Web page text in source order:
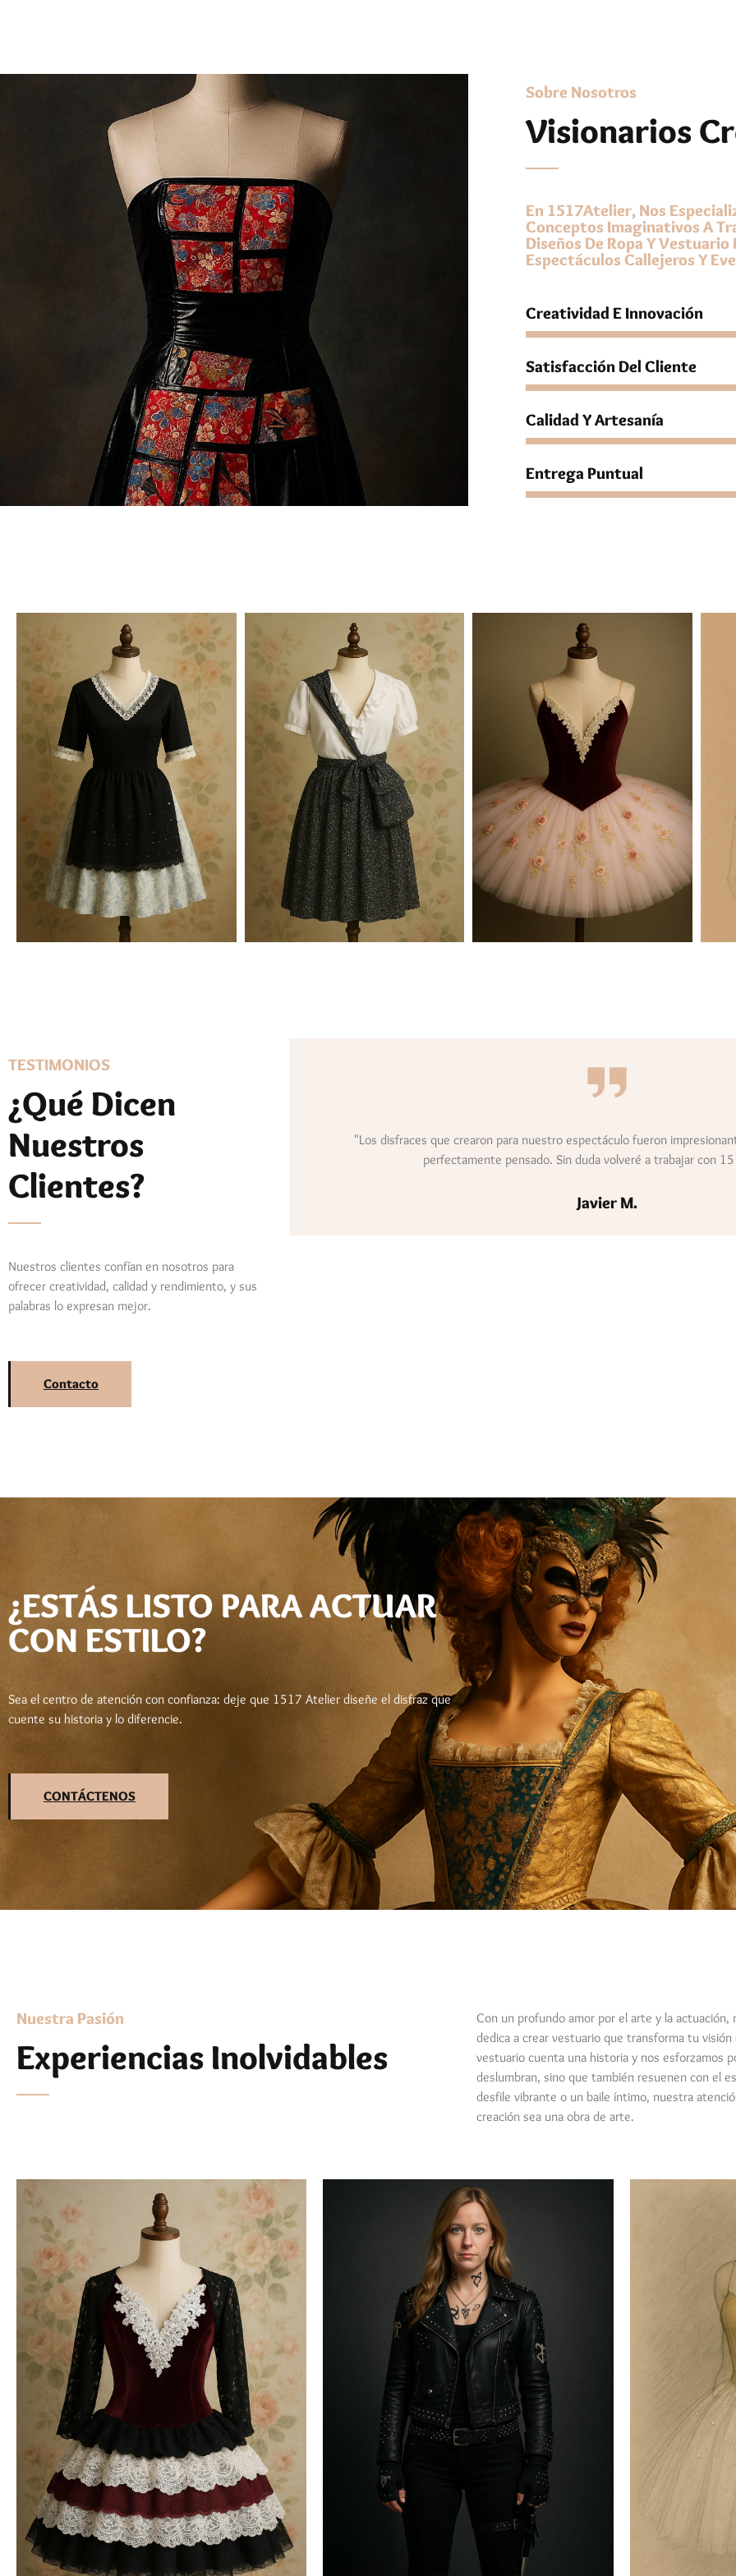
Sobre Nosotros
Visionarios
En 1517Atelier, Nos
Conceptos Imaginativos A
Diseños De Ropa Y Vestuario
Espectáculos Callejeros Y
Creatividad E Innovación
Satisfacción Del Cliente
Calidad Y Artesanía
Entrega Puntual
TESTIMONIOS
¿Qué Dicen
Nuestros
Clientes?
Nuestros clientes confían en nosotros para
ofrecer creatividad, calidad y rendimiento, y sus
palabras lo expresan mejor.
Contacto
"Los disfraces que crearon para nuestro espectáculo fueron
perfectamente pensado. Sin duda volveré a trabajar con
Javier M.
¿ESTÁS LISTO PARA ACTUAR
CON ESTILO?
Sea el centro de atención con confianza: deje que 1517 Atelier diseñe el disfraz que
cuente su historia y lo diferencie.
CONTÁCTENOS
Nuestra Pasión
Experiencias Inolvidables
Con un profundo amor por el arte y la
dedica a crear vestuario que transforma tu
vestuario cuenta una historia y nos esforzamos
deslumbran, sino que también resuenen con el
desfile vibrante o un baile íntimo, nuestra
creación sea una obra de arte.